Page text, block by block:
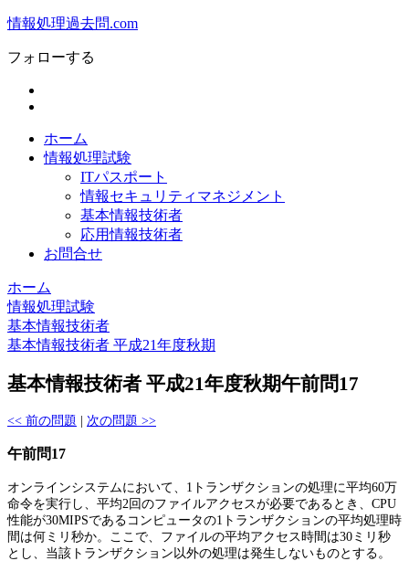
情報処理過去問.com
フォローする
ホーム
情報処理試験
ITパスポート
情報セキュリティマネジメント
基本情報技術者
応用情報技術者
お問合せ
ホーム
情報処理試験
基本情報技術者
基本情報技術者 平成21年度秋期
基本情報技術者 平成21年度秋期午前問17
<< 前の問題 次の問題 >>
午前問17
オンラインシステムにおいて、1トランザクションの処理に平均60万
命令を実行し、平均2回のファイルアクセスが必要であるとき、CPU
性能が30MIPSであるコンピュータの1トランザクションの平均処理時
間は何ミリ秒か。ここで、ファイルの平均アクセス時間は30ミリ秒
とし、当該トランザクション以外の処理は発生しないものとする。